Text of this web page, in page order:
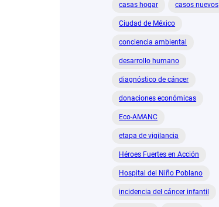
casas hogar casos nuevos
Ciudad de México
conciencia ambiental
desarrollo humano
diagnóstico de cáncer
donaciones económicas
Eco‑AMANC
etapa de vigilancia
Héroes Fuertes en Acción
Hospital del Niño Poblano
incidencia del cáncer infantil